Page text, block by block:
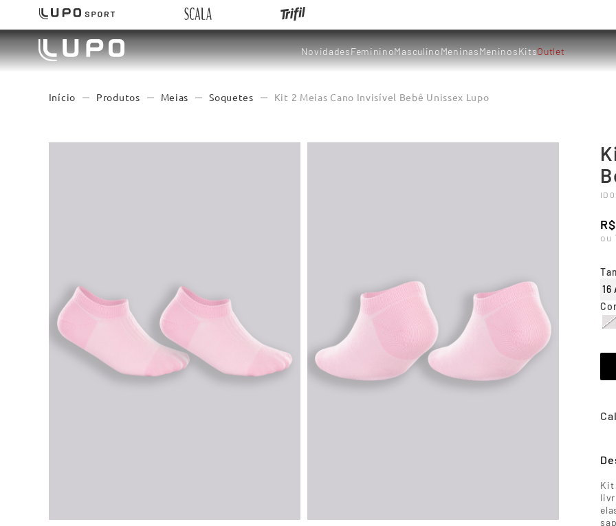
NovidadesFemininoMasculinoMeninasMeninosKitsOutlet
Produtos Meias Soquetes Kit 2 Meias Cano Invisível Bebê Unissex Lupo
ID
R$
ou
Cor
16
Kit